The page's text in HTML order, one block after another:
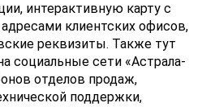
интерактивную карту с
клиентских офисов,
реквизиты. Также тут
социальные сети «Астрала-
отделов продаж,
поддержки,